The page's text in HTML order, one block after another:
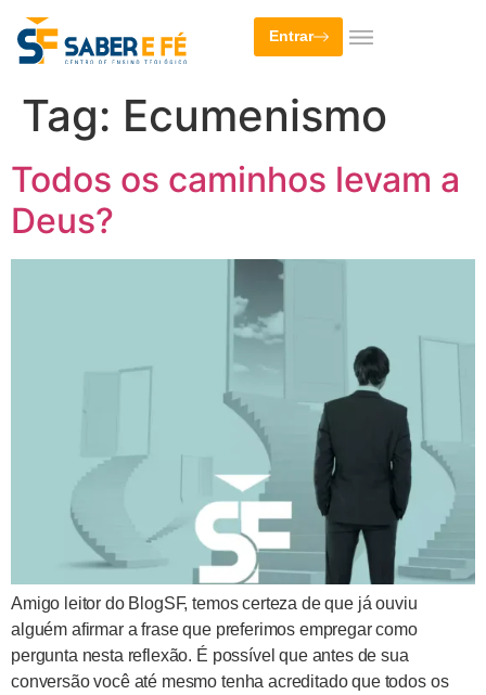
Entrar
Tag: Ecumenismo
Todos os caminhos levam a
Deus?
Amigo leitor do BlogSF, temos certeza de que já ouviu
alguém afirmar a frase que preferimos empregar como
pergunta nesta reflexão. É possível que antes de sua
conversão você até mesmo tenha acreditado que todos os